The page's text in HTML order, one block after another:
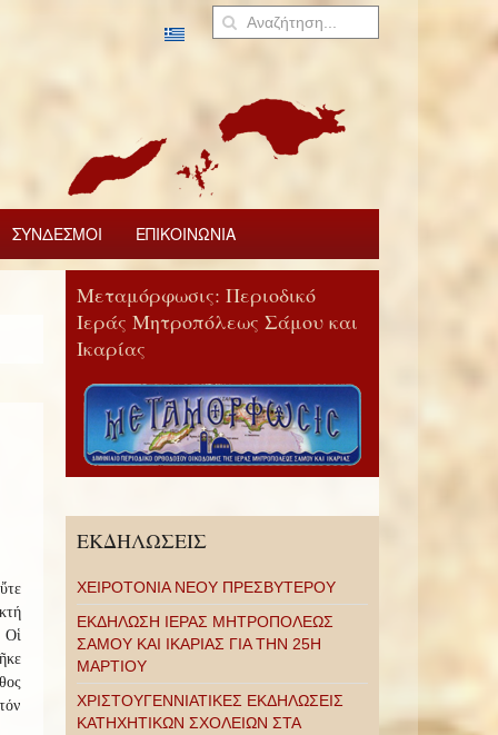
ΣΥΝΔΕΣΜΟΙ ΕΠΙΚΟΙΝΩΝΙΑ
Οἱ
Μεταμόρφωσις: Περιοδικό
Ιεράς Μητροπόλεως Σάμου και
Ικαρίας
ΕΚΔΗΛΩΣΕΙΣ
ΧΕΙΡΟΤΟΝΙΑ ΝΕΟΥ ΠΡΕΣΒΥΤΕΡΟΥ
ΕΚΔΗΛΩΣΗ ΙΕΡΑΣ ΜΗΤΡΟΠΟΛΕΩΣ
ΣΑΜΟΥ ΚΑΙ ΙΚΑΡΙΑΣ ΓΙΑ ΤΗΝ 25Η
ΜΑΡΤΙΟΥ
ΧΡΙΣΤΟΥΓΕΝΝΙΑΤΙΚΕΣ ΕΚΔΗΛΩΣΕΙΣ
ΚΑΤΗΧΗΤΙΚΩΝ ΣΧΟΛΕΙΩΝ ΣΤΑ